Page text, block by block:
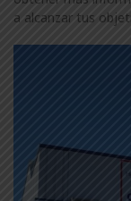
a alcanzar tus